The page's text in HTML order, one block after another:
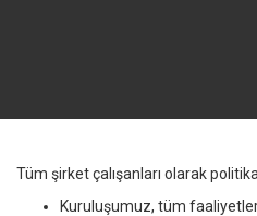
Tüm şirket çalışanları olarak
Kuruluşumuz, tüm